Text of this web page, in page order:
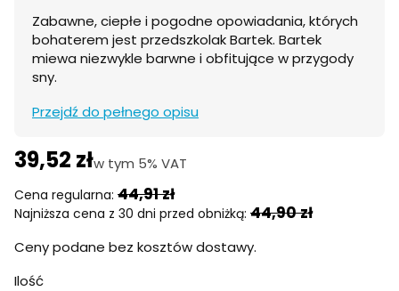
Zabawne, ciepłe i pogodne opowiadania, których
bohaterem jest przedszkolak Bartek. Bartek
miewa niezwykle barwne i obfitujące w przygody
sny.
Przejdź do pełnego opisu
39,52 złw tym 5% VAT
w tym 5% VAT
Cena regularna: 44,91 zł
Najniższa cena z 30 dni przed obniżką: 44,90 zł
Ceny podane bez kosztów dostawy.
Ilość